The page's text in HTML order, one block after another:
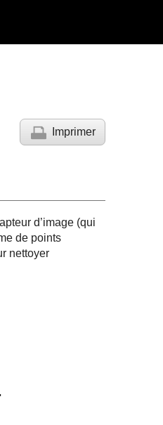
Imprimer
d’image (qui
de points
nettoyer